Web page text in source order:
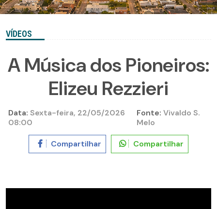
VÍDEOS
A Música dos Pioneiros:
Elizeu Rezzieri
Data: Sexta-feira, 22/05/2026
08:00
Fonte: Vivaldo S.
Melo
Compartilhar Compartilhar